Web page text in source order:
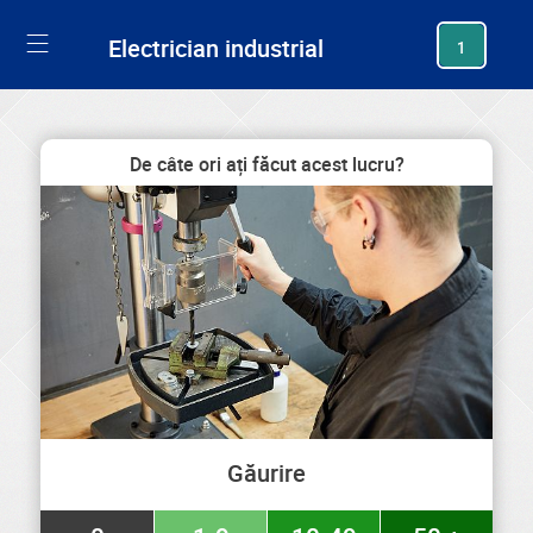
Electrician industrial 1
De câte ori ați făcut acest lucru?
Găurire